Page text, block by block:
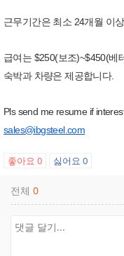
근무기간은 최소 24개월 이상
급여는 $250(보조)~$450(베
숙박과 차량은 제공합니다.
Pls send me resume if
sales@ibgsteel.com
좋아요 0 싫어요 0
전체 0